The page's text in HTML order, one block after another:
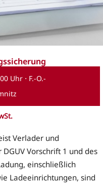
Uhr ⋅ F.-O.-
Verlader und
Vorschrift 1 und des
einschließlich
Ladeeinrichtungen, sind